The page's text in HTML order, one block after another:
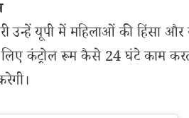
उन्हें यूपी में महिलाओं की हिंसा
कंट्रोल रूम कैसे 24 घंटे काम